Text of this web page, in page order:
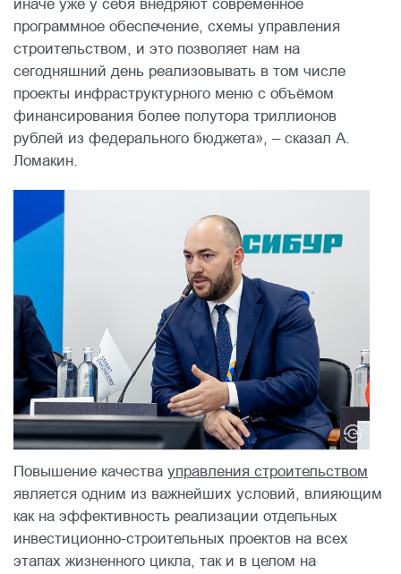
иначе уже у себя внедряют современное
программное обеспечение, схемы управления
строительством, и это позволяет нам на
сегодняшний день реализовывать в том числе
проекты инфраструктурного меню с объёмом
финансирования более полутора триллионов
рублей из федерального бюджета», – сказал А.
Ломакин.
Повышение качества управления строительством
является одним из важнейших условий, влияющим
как на эффективность реализации отдельных
инвестиционно-строительных проектов на всех
этапах жизненного цикла, так и в целом на